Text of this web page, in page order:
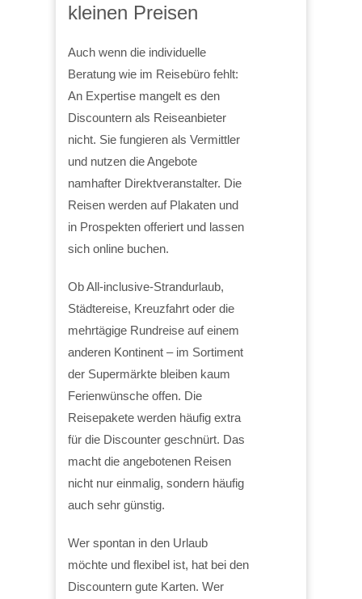
kleinen Preisen
Auch wenn die individuelle
Beratung wie im Reisebüro fehlt:
An Expertise mangelt es den
Discountern als Reiseanbieter
nicht. Sie fungieren als Vermittler
und nutzen die Angebote
namhafter Direktveranstalter. Die
Reisen werden auf Plakaten und
in Prospekten offeriert und lassen
sich online buchen.
Ob All-inclusive-Strandurlaub,
Städtereise, Kreuzfahrt oder die
mehrtägige Rundreise auf einem
anderen Kontinent – im Sortiment
der Supermärkte bleiben kaum
Ferienwünsche offen. Die
Reisepakete werden häufig extra
für die Discounter geschnürt. Das
macht die angebotenen Reisen
nicht nur einmalig, sondern häufig
auch sehr günstig.
Wer spontan in den Urlaub
möchte und flexibel ist, hat bei den
Discountern gute Karten. Wer